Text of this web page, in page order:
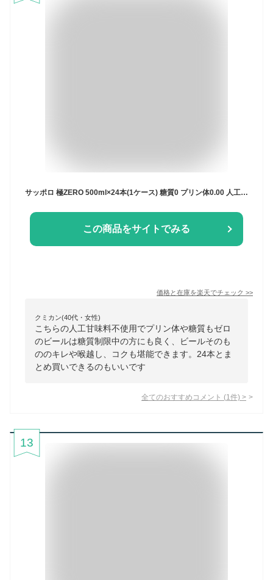
サッポロ 極ZERO 500ml×24本(1ケース) 糖質0 プリン体0.00 人工甘味料0 ビール 発泡酒【送料無料※一部地域は除く】
この商品をサイトでみる
価格と在庫を楽天でチェック >>
クミカン(40代・女性)
こちらの人工甘味料不使用でプリン体や糖質もゼロ
のビールは糖質制限中の方にも良く、ビールそのも
ののキレや喉越し、コクも堪能できます。24本とま
とめ買いできるのもいいです
全てのおすすめコメント (1 件) >
13